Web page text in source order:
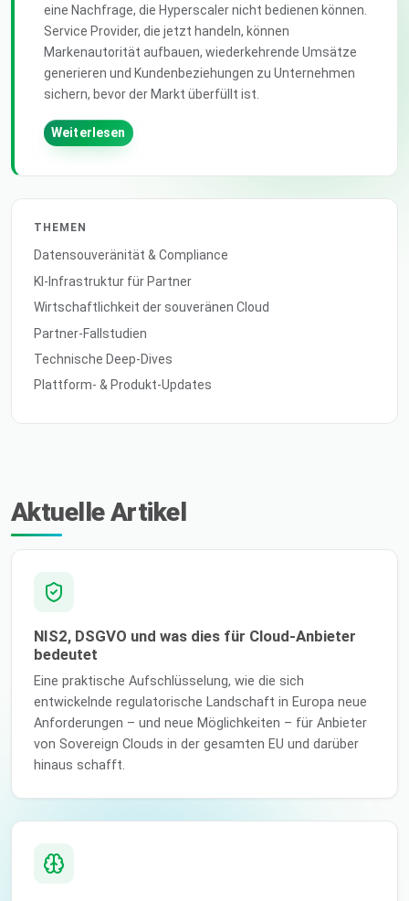
eine Nachfrage, die Hyperscaler nicht bedienen können.
Service Provider, die jetzt handeln, können
Markenautorität aufbauen, wiederkehrende Umsätze
generieren und Kundenbeziehungen zu Unternehmen
sichern, bevor der Markt überfüllt ist.
Weiterlesen
THEMEN
Datensouveränität & Compliance
KI-Infrastruktur für Partner
Wirtschaftlichkeit der souveränen Cloud
Partner-Fallstudien
Technische Deep-Dives
Plattform- & Produkt-Updates
Aktuelle Artikel
NIS2, DSGVO und was dies für Cloud-Anbieter
bedeutet
Eine praktische Aufschlüsselung, wie die sich
entwickelnde regulatorische Landschaft in Europa neue
Anforderungen – und neue Möglichkeiten – für Anbieter
von Sovereign Clouds in der gesamten EU und darüber
hinaus schafft.